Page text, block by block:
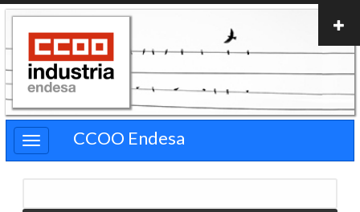
Pasar
contenido
principal
CCOO Endesa